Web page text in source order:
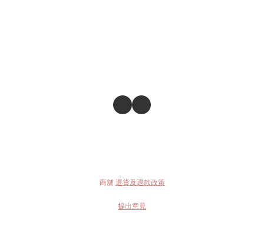
商舖 退貨及退款政策
提出意見